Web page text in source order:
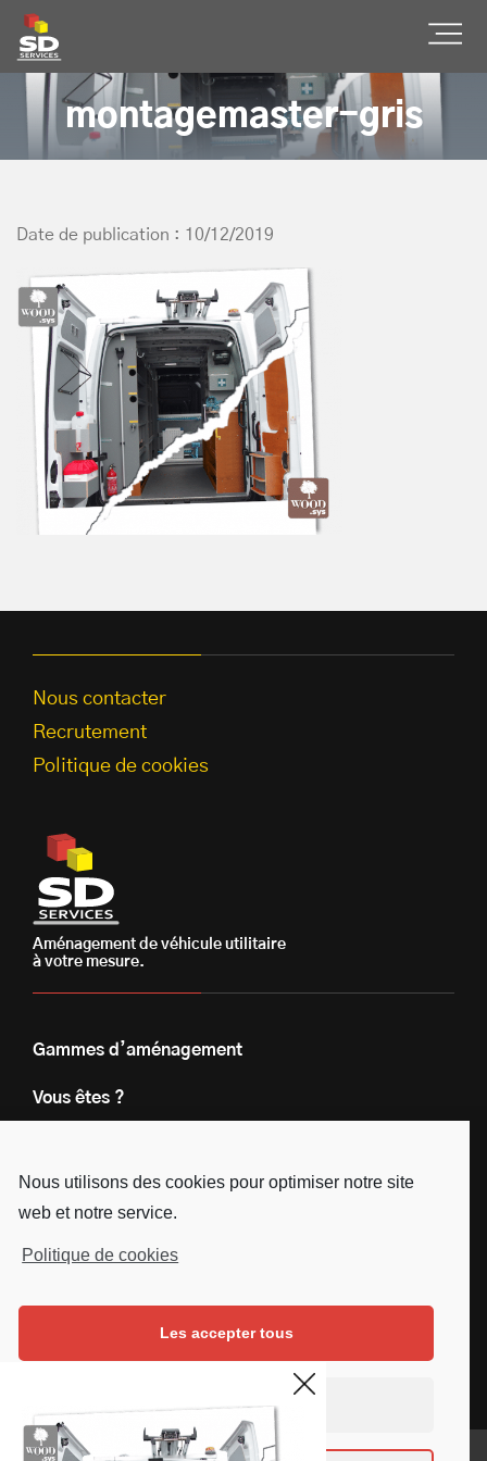
Nous utilisons des cookies pour optimiser notre site
web et notre service.
Politique de cookies
Les accepter tous
Continuer sans accepter
SD Services
montagemaster-gris
Date de publication : 10/12/2019
Nous contacter
Recrutement
Politique de cookies
Aménagement de véhicule utilitaire
à votre mesure.
Gammes d’aménagement
Vous êtes ?
Le groupe
Instagram
Linkedin
Youtube